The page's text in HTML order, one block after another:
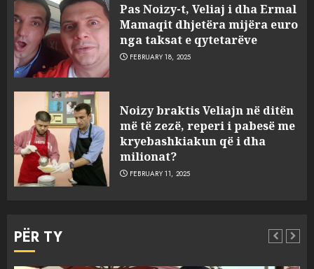
Pas Noizy-t, Veliaj i dha Ermal
Mamaqit dhjetëra mijëra euro
nga taksat e qytetarëve
FEBRUARY 18, 2025
Noizy braktis Veliajn në ditën
më të zezë, reperi i pabesë me
kryebashkiakun që i dha
milionat?
FEBRUARY 11, 2025
PËR TY
3
sulmuan “One Albania”,
ngjarja u fsheh. A u vodhën
serverat?
MARCH 25, 2025